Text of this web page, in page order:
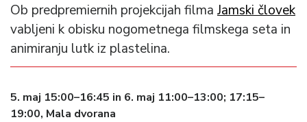
Ob predpremiernih projekcijah filma Jamski človek
vabljeni k obisku nogometnega filmskega seta in
animiranju lutk iz plastelina.
5. maj 15:00–16:45 in 6. maj 11:00–13:00; 17:15–
19:00, Mala dvorana